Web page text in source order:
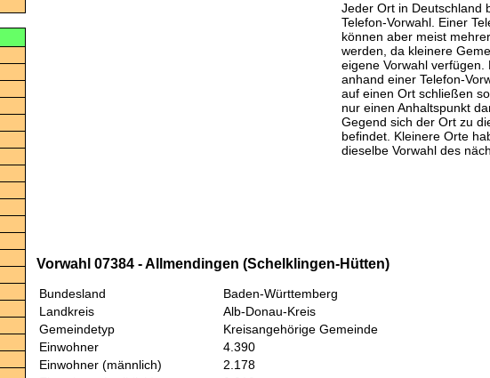
Jeder Ort in Deutschland
Telefon-Vorwahl. Einer
können aber meist
werden, da kleinere
eigene Vorwahl verfügen.
anhand einer Telefon-
auf einen Ort schließen
nur einen Anhaltspunkt
Gegend sich der Ort zu
befindet. Kleinere Orte
dieselbe Vorwahl des
Vorwahl 07384 - Allmendingen (Schelklingen-Hütten)
Bundesland
Baden-Württemberg
Landkreis
Alb-Donau-Kreis
Gemeindetyp
Kreisangehörige Gemeinde
Einwohner
4.390
Einwohner (männlich)
2.178